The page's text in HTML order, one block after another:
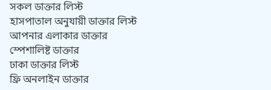
সকল ডাক্তার লিস্ট
হাসপাতাল অনুযায়ী ডাক্তার লিস্ট
আপনার এলাকার ডাক্তার
স্পেশালিষ্ট ডাক্তার
ঢাকা ডাক্তার লিস্ট
ফ্রি অনলাইন ডাক্তার